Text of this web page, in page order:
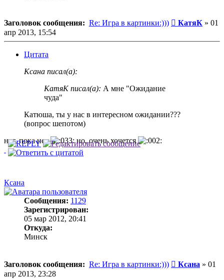
Заголовок сообщения: Re: Игра в картинки:))) Сообщение
КатяК » 01
апр 2013, 15:54
Цитата
Ксана писал(а):
КатяК писал(а): А мне "Ожидание
чуда"
Катюша, ты у нас в интересном ожидании???
(вопрос шепотом)
нет, пока нет
но, очень хочется
Ксана
Сообщения: 1129
Зарегистрирован:
05 мар 2012, 20:41
Откуда:
Минск
Заголовок сообщения: Re: Игра в картинки:))) Сообщение
Ксана » 01
апр 2013, 23:28